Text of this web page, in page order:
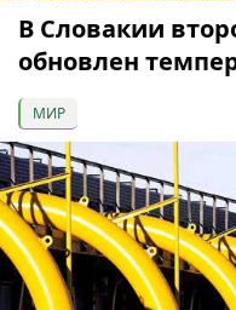
В Словакии
обновлен
МИР